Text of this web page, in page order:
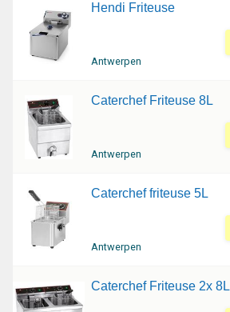
Hendi Friteuse
Antwerpen
Caterchef Friteuse 8L
Antwerpen
Caterchef friteuse 5L
Antwerpen
Caterchef Friteuse 2x 8L